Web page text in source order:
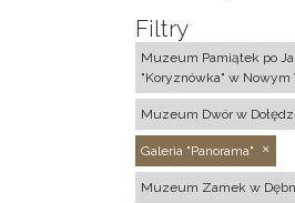
Filtry
Muzeum Pamiątek po
"Koryznówka" w
Muzeum Dwór w
Galeria "Panorama"
Muzeum Zamek w